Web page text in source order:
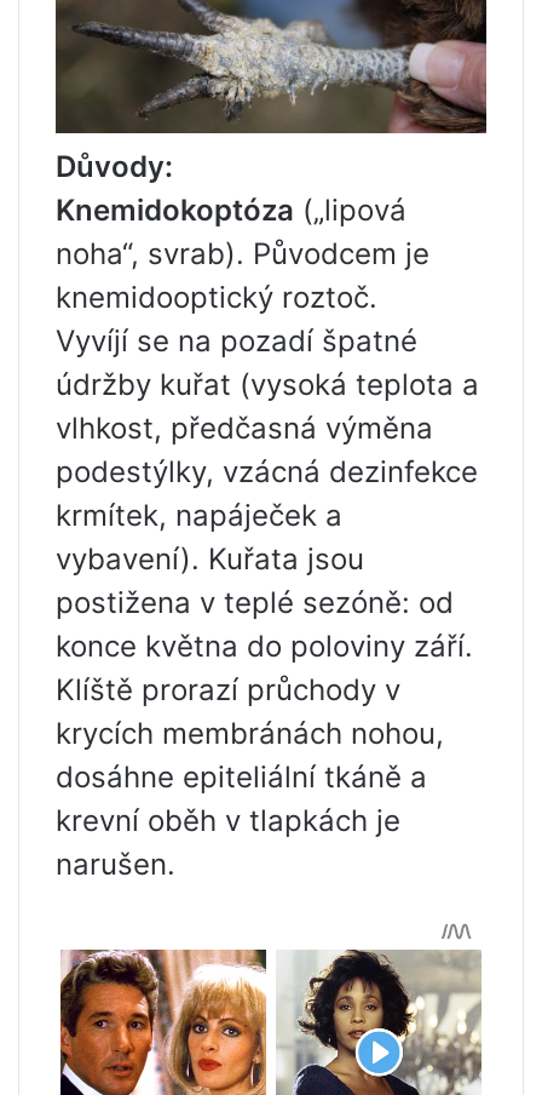
Důvody:
Knemidokoptóza („lipová
noha“, svrab). Původcem je
knemidooptický roztoč.
Vyvíjí se na pozadí špatné
údržby kuřat (vysoká teplota a
vlhkost, předčasná výměna
podestýlky, vzácná dezinfekce
krmítek, napáječek a
vybavení). Kuřata jsou
postižena v teplé sezóně: ​​od
konce května do poloviny září.
Klíště prorazí průchody v
krycích membránách nohou,
dosáhne epiteliální tkáně a
krevní oběh v tlapkách je
narušen.